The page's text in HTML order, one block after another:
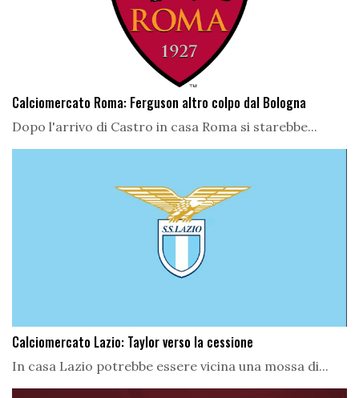
Calciomercato Roma: Ferguson altro colpo dal Bologna
Dopo l'arrivo di Castro in casa Roma si starebbe...
Calciomercato Lazio: Taylor verso la cessione
In casa Lazio potrebbe essere vicina una mossa di...